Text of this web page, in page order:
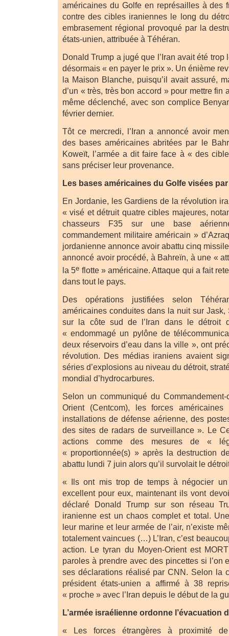
américaines du Golfe en représailles à des
contre des cibles iraniennes le long du
embrasement régional provoqué par la
états-unien, attribuée à Téhéran.
Donald Trump a jugé que l’Iran avait été
désormais « en payer le prix ». Un énième
la Maison Blanche, puisqu’il avait assuré,
d’un « très, très bon accord » pour mettre fin
même déclenché, avec son complice
février dernier.
Tôt ce mercredi, l’Iran a annoncé avoir
des bases américaines abritées par le
Koweït, l’armée a dit faire face à « des
sans préciser leur provenance.
Les bases américaines du Golfe visées
En Jordanie, les Gardiens de la révolution
« visé et détruit quatre cibles majeures,
chasseurs F35 sur une base
commandement militaire américain »
jordanienne annonce avoir abattu cinq
annoncé avoir procédé, à Bahreïn, à une «
la 5e flotte » américaine. Attaque qui a fait
dans tout le pays.
Des opérations justifiées selon
américaines conduites dans la nuit sur Jask,
sur la côte sud de l’Iran dans le détroit
« endommagé un pylône de
deux réservoirs d’eau dans la ville », ont
révolution. Des médias iraniens avaient
séries d’explosions au niveau du détroit,
mondial d’hydrocarbures.
Selon un communiqué du
Orient (Centcom), les forces
installations de défense aérienne, des
des sites de radars de surveillance ». Le
actions comme des mesures de «
« proportionnée(s) » après la destruction
abattu lundi 7 juin alors qu’il survolait le
« Ils ont mis trop de temps à négocier
excellent pour eux, maintenant ils vont
déclaré Donald Trump sur son réseau
iranienne est un chaos complet et total.
leur marine et leur armée de l’air, n’existe
totalement vaincues (…) L’Iran, c’est
action. Le tyran du Moyen-Orient est
paroles à prendre avec des pincettes si l’on
ses déclarations réalisé par CNN. Selon la
président états-unien a affirmé à 38
« proche » avec l’Iran depuis le début de la
L’armée israélienne ordonne l’évacuation
« Les forces étrangères à proximité